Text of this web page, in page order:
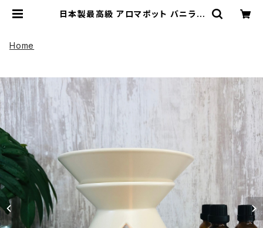
日本製最高級 アロマポット バニラ |
Home